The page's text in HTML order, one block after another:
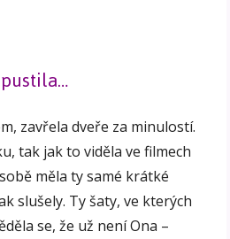
zavřela dveře za minulostí.
tak jak to viděla ve filmech
měla ty samé krátké
slušely. Ty šaty, ve kterých
se, že už není Ona –